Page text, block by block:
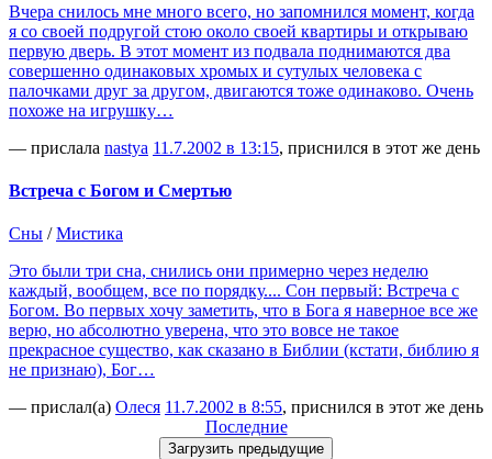
Вчера снилось мне много всего, но запомнился момент, когда
я со своей подругой стою около своей квартиры и открываю
первую дверь. В этот момент из подвала поднимаются два
совершенно одинаковых хромых и сутулых человека с
палочками друг за другом, двигаются тоже одинаково. Очень
похоже на игрушку…
— прислала nastya 11.7.2002 в 13:15, приснился в этот же день
Встреча с Богом и Смертью
Сны /Мистика
Это были три сна, снились они примерно через неделю
каждый, вообщем, все по порядку.... Сон первый: Встреча с
Богом. Во первых хочу заметить, что в Бога я наверное все же
верю, но абсолютно уверена, что это вовсе не такое
прекрасное существо, как сказано в Библии (кстати, библию я
не признаю), Бог…
— прислал(а) Олеся 11.7.2002 в 8:55, приснился в этот же день
Последние
Загрузить предыдущие